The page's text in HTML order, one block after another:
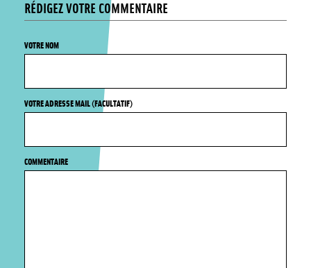
RÉDIGEZ VOTRE COMMENTAIRE
VOTRE NOM
VOTRE ADRESSE MAIL (FACULTATIF)
COMMENTAIRE